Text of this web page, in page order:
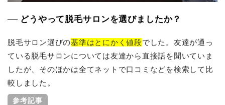
どうやって脱毛サロンを選びましたか？
脱毛サロン選びの基準はとにかく値段でした。友達が通っ
ている脱毛サロンについては友達から直接話を聞いていま
したが、そのほかは全てネットで口コミなどを検索して比
較しました。
参考記事